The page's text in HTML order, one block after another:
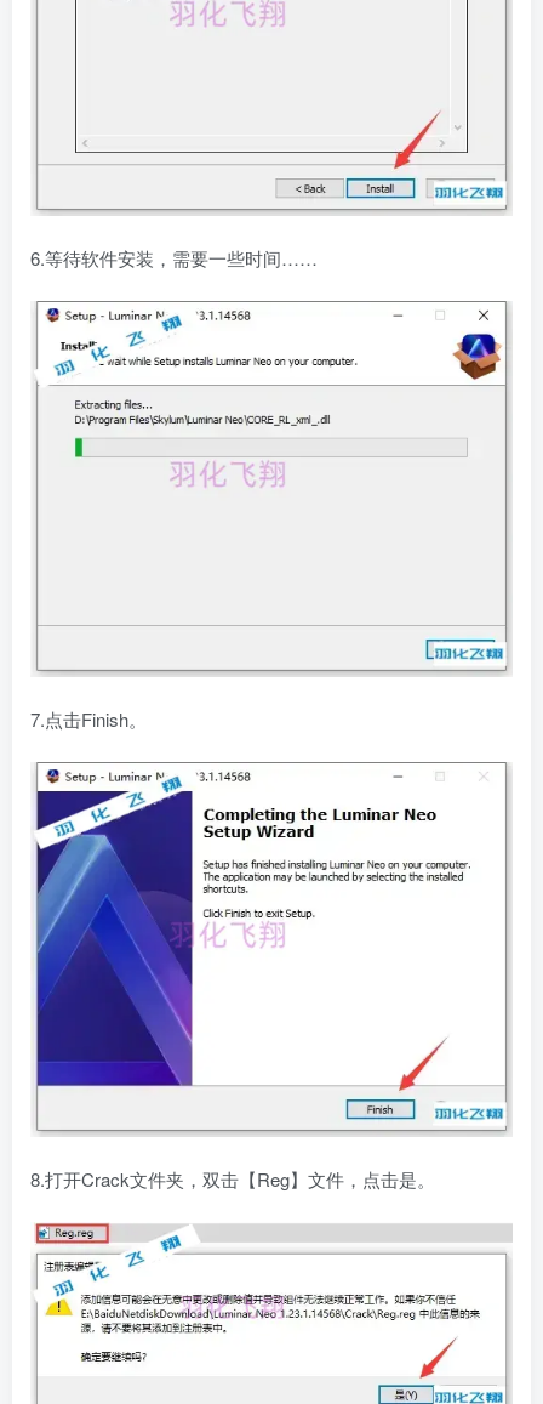
6.等待软件安装，需要一些时间……
7.点击Finish。
8.打开Crack文件夹，双击【Reg】文件，点击是。